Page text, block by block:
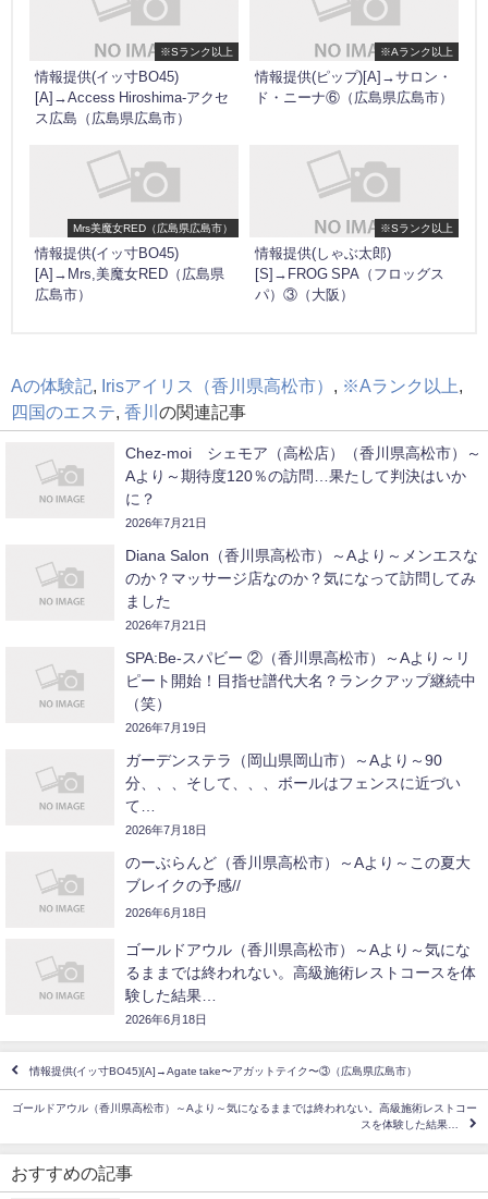
※Sランク以上
情報提供(イッ寸BO45)
[A]→Access Hiroshima-アクセ
ス広島（広島県広島市）
※Aランク以上
情報提供(ピップ)[A]→サロン・
ド・ニーナ⑥（広島県広島市）
Mrs美魔女RED（広島県広島市）
情報提供(イッ寸BO45)
[A]→Mrs,美魔女RED（広島県
広島市）
※Sランク以上
情報提供(しゃぶ太郎)
[S]→FROG SPA（フロッグス
パ）③（大阪）
Aの体験記 Irisアイリス（香川県高松市） ※Aランク以上
四国のエステ 香川 の関連記事
Chez-moi シェモア（高松店）（香川県高松市）～
Aより～期待度120％の訪問…果たして判決はいか
に？
2026年7月21日
Diana Salon（香川県高松市）～Aより～メンエスな
のか？マッサージ店なのか？気になって訪問してみ
ました
2026年7月21日
SPA:Be-スパビー ②（香川県高松市）～Aより～リ
ピート開始！目指せ譜代大名？ランクアップ継続中
（笑）
2026年7月19日
ガーデンステラ（岡山県岡山市）～Aより～90
分、、、そして、、、ボールはフェンスに近づい
て…
2026年7月18日
のーぶらんど（香川県高松市）～Aより～この夏大
ブレイクの予感//
2026年6月18日
ゴールドアウル（香川県高松市）～Aより～気にな
るままでは終われない。高級施術レストコースを体
験した結果…
2026年6月18日
情報提供(イッ寸BO45)[A]→Agate take〜アガットテイク〜③（広島県広島市）
ゴールドアウル（香川県高松市）～Aより～気になるままでは終われない。高級施術レストコー
スを体験した結果…
おすすめの記事